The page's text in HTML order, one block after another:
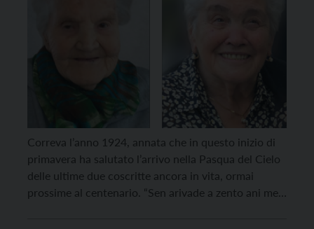
Correva l’anno 1924, annata che in questo inizio di
primavera ha salutato l’arrivo nella Pasqua del Cielo
delle ultime due coscritte ancora in vita, ormai
prossime al centenario. “Sen arivade a zento ani men